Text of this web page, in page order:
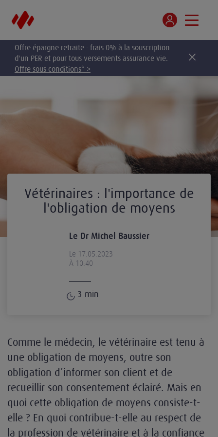
Offre épargne retraite : frais 0% à la souscription
d'un PER et pour tous versements assurance vie.
Offre sous conditions* >
Vétérinaires : l'importance de
l'obligation de moyens
Le Dr Michel Baussier
Le 17.05.2023
À 10:40
3 min
Comme le médecin, le vétérinaire est tenu à
une obligation de moyens, outre son
obligation d’informer son client et de
recueillir son consentement éclairé. Mais en
quoi cette obligation de moyens consiste-t-
elle ? En quoi contribue-t-elle au respect de
la profession de vétérinaire et à la confiance